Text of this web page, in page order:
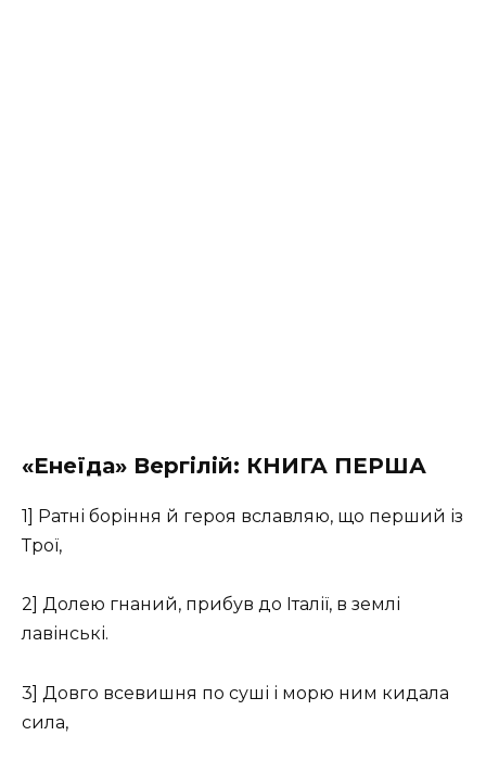
«Енеїда» Вергілій: КНИГА ПЕРША
1] Ратні боріння й героя вславляю, що перший із
Трої,
2] Долею гнаний, прибув до Італії, в землі
лавінські.
3] Довго всевишня по суші і морю ним кидала
сила,